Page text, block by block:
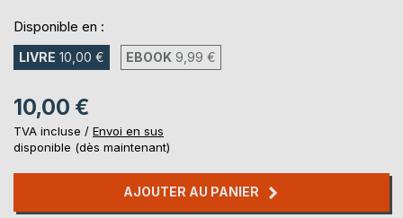
Disponible en :
LIVRE 10,00 € EBOOK 9,99 €
10,00 €
TVA incluse / Envoi en sus
disponible (dès maintenant)
AJOUTER AU PANIER